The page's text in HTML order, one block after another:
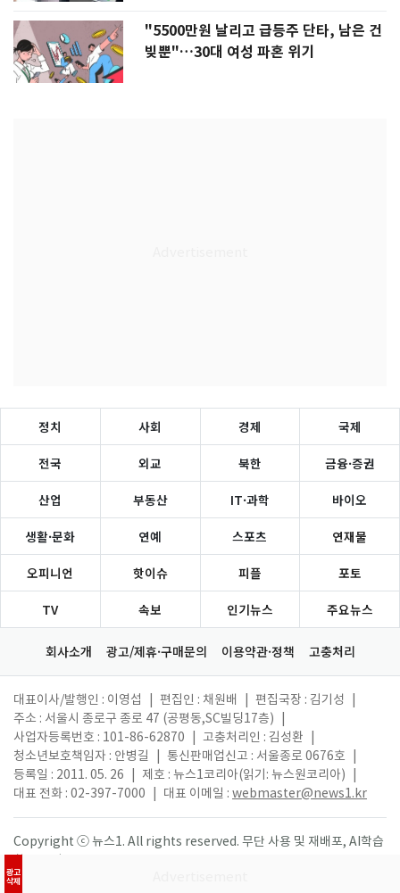
"5500만원 날리고 급등주 단타, 남은 건
빚뿐"…30대 여성 파혼 위기
광고
삭제
정치 사회 경제 국제
전국 외교 북한 금융·증권
산업 부동산 IT·과학 바이오
생활·문화 연예 스포츠 연재물
오피니언 핫이슈 피플 포토
TV 속보 인기뉴스 주요뉴스
회사소개 광고/제휴·구매문의 이용약관·정책 고충처리
대표이사/발행인 : 이영섭 편집인 : 채원배 편집국장 : 김기성
주소 : 서울시 종로구 종로 47 (공평동,SC빌딩17층)
사업자등록번호 : 101-86-62870
고충처리인 : 김성환
청소년보호책임자 : 안병길
통신판매업신고 : 서울종로 0676호
등록일 : 2011. 05. 26
제호 : 뉴스1코리아(읽기: 뉴스원코리아)
대표 전화 : 02-397-7000
대표 이메일 : webmaster@news1.kr
Copyright ⓒ 뉴스1. All rights reserved. 무단 사용 및 재배포, AI학습
활용 금지.